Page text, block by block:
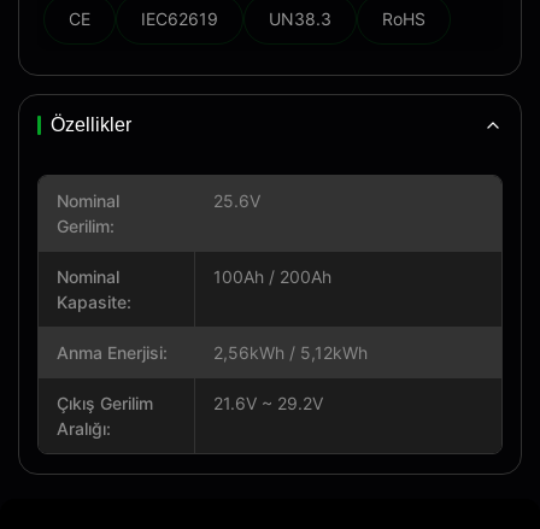
CE IEC62619 UN38.3 RoHS
Özellikler
Nominal
Gerilim:
25.6V
Nominal
Kapasite:
100Ah / 200Ah
Anma Enerjisi: 2,56kWh / 5,12kWh
Çıkış Gerilim
Aralığı:
21.6V ~ 29.2V